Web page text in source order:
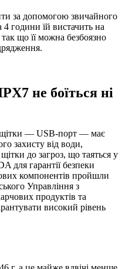
за допомогою звичайного
години їй вистачить на
що її можна безбоязно
не боїться ні
щітки — USB-порт — має
захисту від води,
до загроз, що таяться у
для гарантії безпеки
компонентів пройшли
Управління з
продуктів та
високий рівень